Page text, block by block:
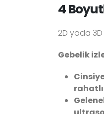
4
2D yada
Gebelik